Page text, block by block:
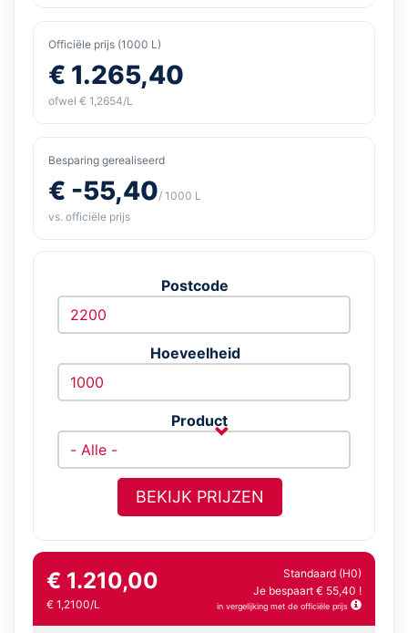
Officiële prijs (1000 L)
€ 1.265,40
ofwel € 1,2654/L
Besparing gerealiseerd
€ -55,40/ 1000 L
vs. officiële prijs
Postcode
Hoeveelheid
Product
BEKIJK PRIJZEN
€ 1.210,00
€ 1,2100/L
Standaard (H0)
Je bespaart € 55,40 !
in vergelijking met de officiële prijs